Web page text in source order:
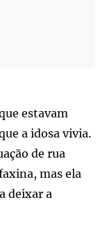
estavam
a idosa vivia.
de rua
mas ela
deixar a